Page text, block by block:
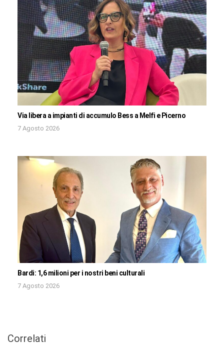
Via libera a impianti di accumulo Bess a Melfi e Picerno
7 Agosto 2026
Bardi: 1,6 milioni per i nostri beni culturali
7 Agosto 2026
Correlati